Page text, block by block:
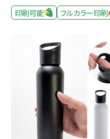
印刷可能
フルカラー印刷